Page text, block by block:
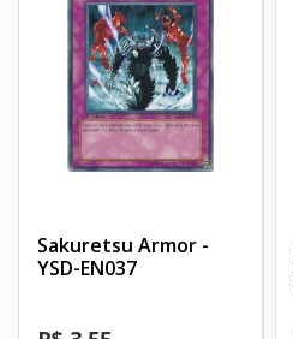
Sakuretsu Armor -
YSD-EN037